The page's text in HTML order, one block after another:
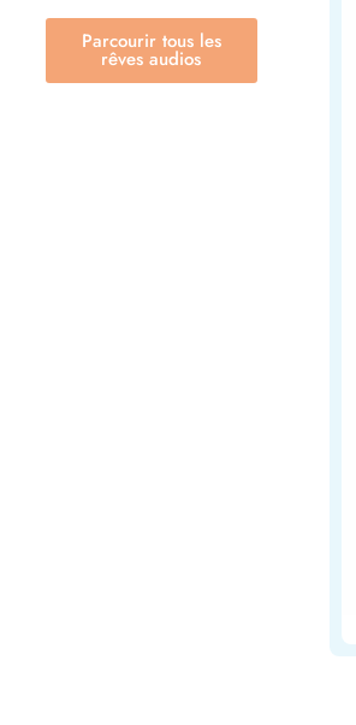
Parcourir tous les
rêves audios